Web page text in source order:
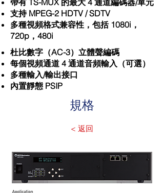
帶有 TS-MUX 的最大 4 通道編碼器/單元
支持 MPEG-2 HDTV / SDTV
多種視頻格式兼容性，包括 1080i，
720p，480i
杜比數字（AC-3）立體聲編碼
每個視頻通道 4 通道音頻輸入（可選）
多種輸入/輸出接口
內置靜態 PSIP
規格
< 返回